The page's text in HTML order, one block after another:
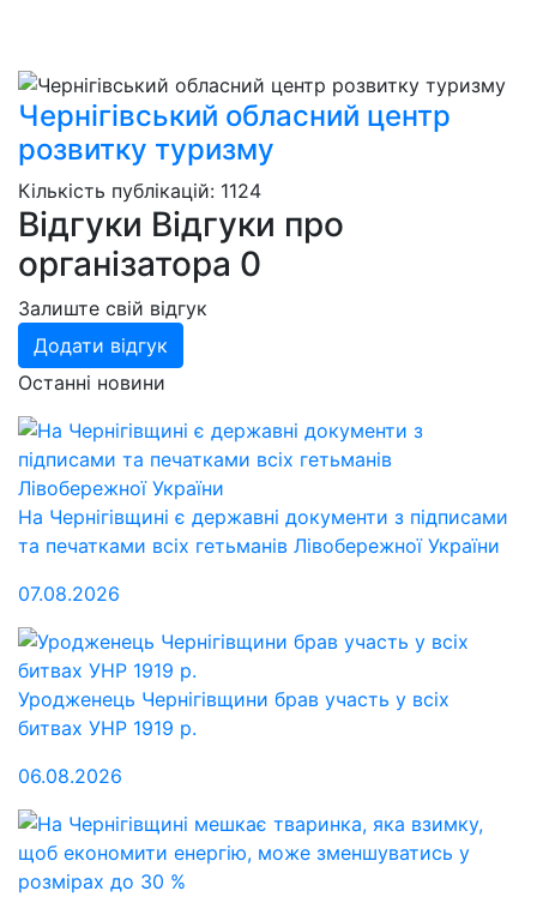
Чернігівський обласний центр
розвитку туризму
Кількість публікацій: 1124
Відгуки Відгуки про
організатора 0
Залиште свій відгук
Додати відгук
Останні новини
На Чернігівщині є державні документи з підписами
та печатками всіх гетьманів Лівобережної України
07.08.2026
Уродженець Чернігівщини брав участь у всіх
битвах УНР 1919 р.
06.08.2026